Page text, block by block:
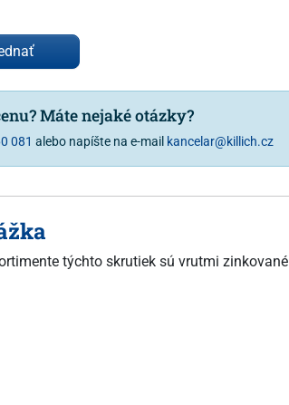
Máte nejaké otázky?
081 alebo napíšte na e-mail kancelar@killich.cz
týchto skrutiek sú vrutmi zinkované